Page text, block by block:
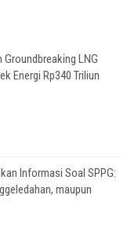
LNG
Energi Rp340 Triliun
Informasi Soal SPPG:
maupun